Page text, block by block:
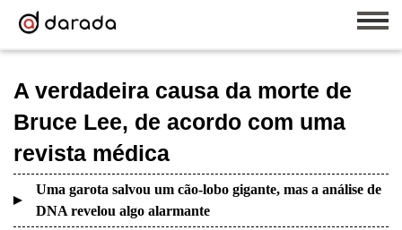
A verdadeira causa da morte de
Bruce Lee, de acordo com uma
revista médica
Uma garota salvou um cão-lobo gigante, mas a análise de
DNA revelou algo alarmante